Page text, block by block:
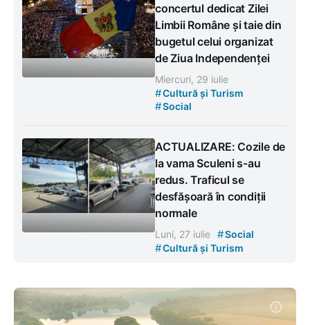
concertul dedicat Zilei
Limbii Române și taie din
bugetul celui organizat
de Ziua Independenței
Miercuri, 29 iulie
#Cultură și Turism
#Social
ACTUALIZARE: Cozile de
la vama Sculeni s-au
redus. Traficul se
desfășoară în condiții
normale
Luni, 27 iulie #Social
#Cultură și Turism